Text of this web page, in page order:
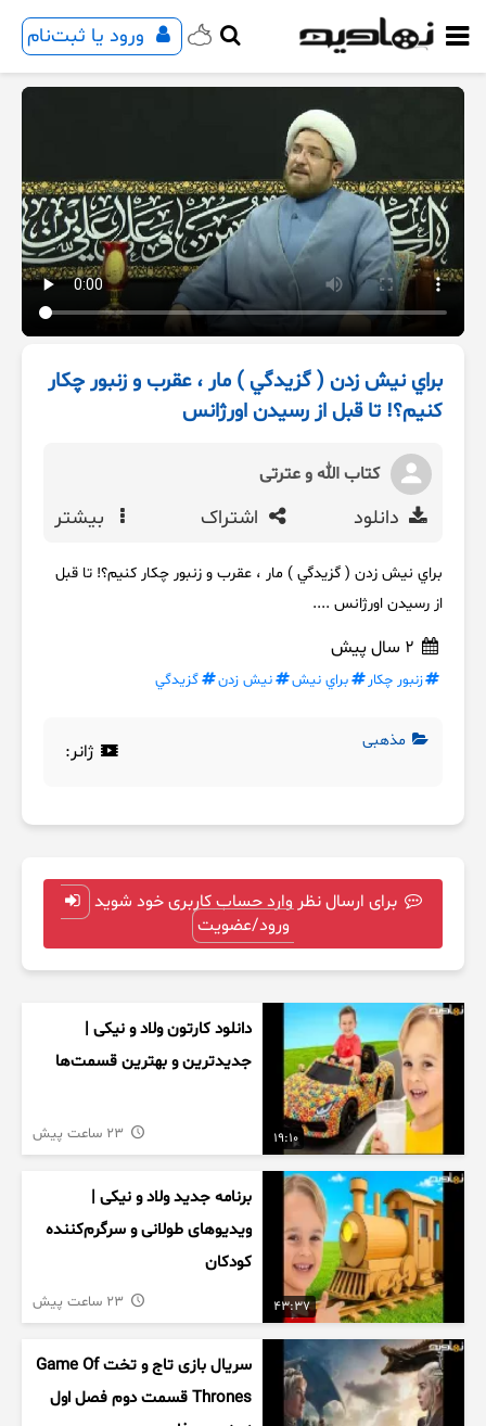
ورود یا ثبت‌نام
براي نيش زدن ( گزيدگي ) مار ، عقرب و زنبور چکار
کنیم؟! تا قبل از رسیدن اورژانس
کتاب الله و عترتی
دانلود اشتراک بیشتر
براي نيش زدن ( گزيدگي ) مار ، عقرب و زنبور چکار کنیم؟! تا قبل
از رسیدن اورژانس ....
زنبور چکار براي نيش نيش زدن گزيدگي
مذهبی ژانر:
برای ارسال نظر وارد حساب کاربری خود شوید
ورود/عضویت
19:10
دانلود کارتون ولاد و نیکی |
جدیدترین و بهترین قسمت‌ها
43:37
برنامه جدید ولاد و نیکی |
ویدیوهای طولانی و سرگرم‌کننده
کودکان
سریال بازی تاج و تخت Game Of
Thrones قسمت دوم فصل اول